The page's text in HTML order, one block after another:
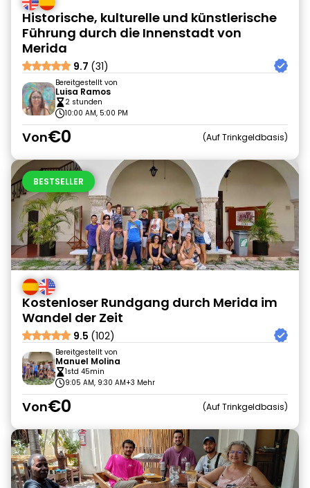
Historische, kulturelle und künstlerische
Führung durch die Innenstadt von
Merida
9.7 (31)
Bereitgestellt von
Luisa Ramos
2 stunden
10:00 AM, 5:00 PM
Von€0 Auf Trinkgeldbasis
BESTSELLER
Kostenloser Rundgang durch Merida im
Wandel der Zeit
9.5 (102)
Bereitgestellt von
Manuel Molina
1std 45min
9:05 AM, 9:30 AM+3 Mehr
Von€0 Auf Trinkgeldbasis